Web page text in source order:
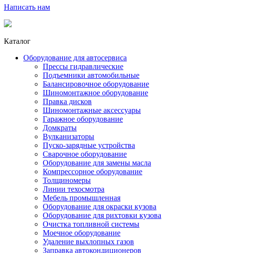
Написать нам
Каталог
Оборудование для автосервиса
Прессы гидравлические
Подъемники автомобильные
Балансировочное оборудование
Шиномонтажное оборудование
Правка дисков
Шиномонтажные аксессуары
Гаражное оборудование
Домкраты
Вулканизаторы
Пуско-зарядные устройства
Сварочное оборудование
Оборудование для замены масла
Компрессорное оборудование
Толщиномеры
Линии техосмотра
Мебель промышленная
Оборудование для окраски кузова
Оборудование для рихтовки кузова
Очистка топливной системы
Моечное оборудование
Удаление выхлопных газов
Заправка автокондиционеров